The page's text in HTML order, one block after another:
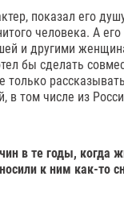
показал его
человека. А
и другими
бы сделать
только
в том числе из
в те годы, когда
к ним как-то